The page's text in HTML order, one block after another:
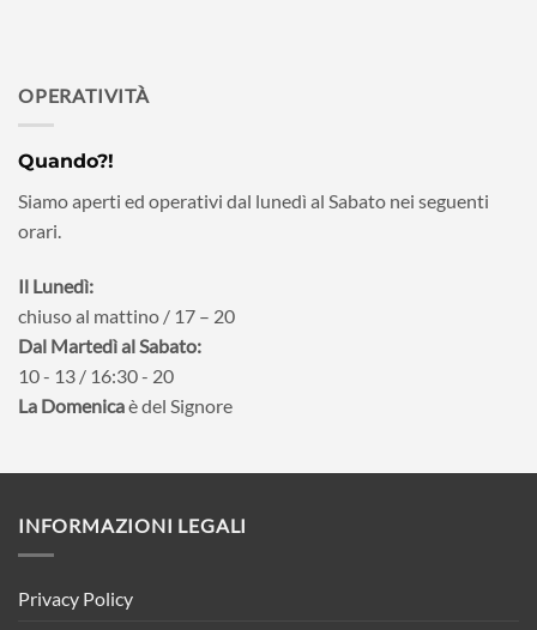
OPERATIVITÀ
Quando?!
Siamo aperti ed operativi dal lunedì al Sabato nei seguenti
orari.
Il Lunedì:
chiuso al mattino / 17 – 20
Dal Martedì al Sabato:
10 - 13 / 16:30 - 20
La Domenicaè del Signore
INFORMAZIONI LEGALI
Privacy Policy